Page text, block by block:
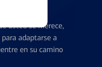
usted se merece,
adaptarse a
en su camino